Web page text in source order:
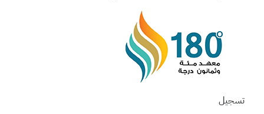
تسجيل